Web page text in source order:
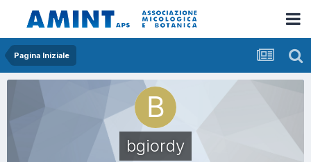
Pagina Iniziale
bgiordy